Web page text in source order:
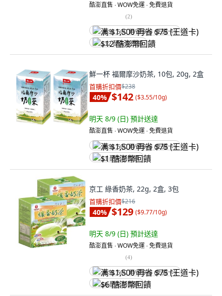
酷澎直售 ∙ WOW免運 ∙ 免費退貨
(2)
满 $1,500 再省 $75 (王道卡)
$12 酷澎幣回饋
鮮一杯 福爾摩沙奶茶, 10包, 20g, 2盒
首購折扣價$238
40% $142 ($3.55/10g)
明天 8/9 (日) 預計送達
酷澎直售 ∙ WOW免運 ∙ 免費退貨
满 $1,500 再省 $75 (王道卡)
$1 酷澎幣回饋
京工 綠香奶茶, 22g, 2盒, 3包
首購折扣價$216
40% $129 ($9.77/10g)
明天 8/9 (日) 預計送達
酷澎直售 ∙ WOW免運 ∙ 免費退貨
(4)
满 $1,500 再省 $75 (王道卡)
$6 酷澎幣回饋